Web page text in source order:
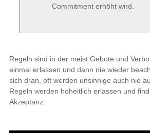
Commitment erhöht wird.
Regeln sind in der meist Gebote und
einmal erlassen und dann nie wieder
sich dran, oft werden unsinnige auch nie
Regeln werden hoheitlich erlassen und
Akzeptanz.